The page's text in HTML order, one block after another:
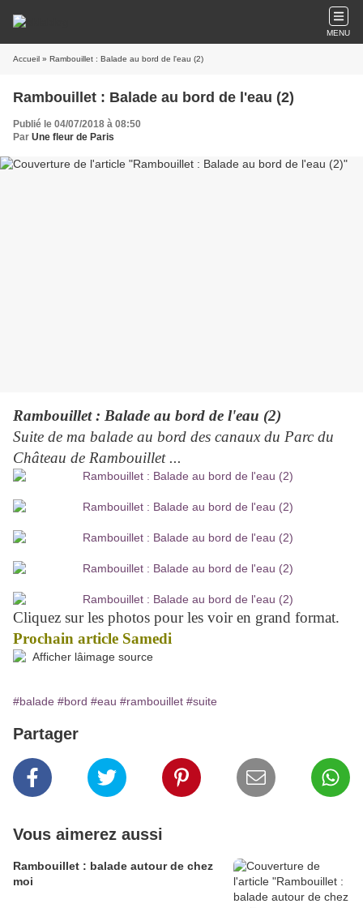
MENU
Accueil » Rambouillet : Balade au bord de l'eau (2)
Rambouillet : Balade au bord de l'eau (2)
Publié le 04/07/2018 à 08:50
Par Une fleur de Paris
Rambouillet : Balade au bord de l'eau (2)
Suite de ma balade au bord des canaux du Parc du
Château de Rambouillet ...
Cliquez sur les photos pour les voir en grand format.
Prochain article Samedi
#balade #bord #eau #rambouillet #suite
Partager
Vous aimerez aussi
Rambouillet : balade autour de chez
moi